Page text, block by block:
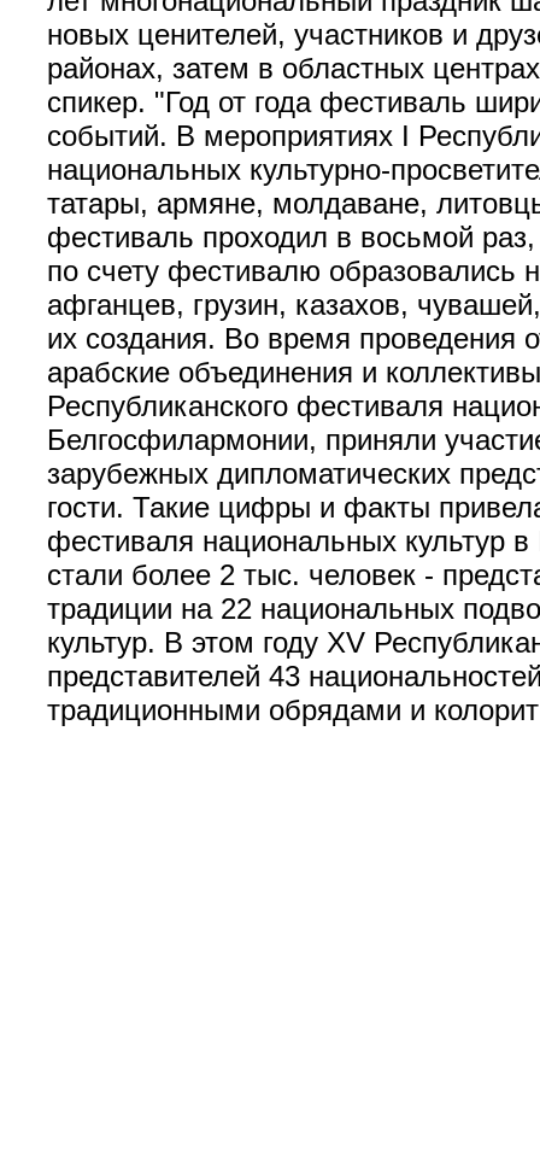
новых ценителей, участников и
районах, затем в областных
спикер. "Год от года фестиваль
событий. В мероприятиях I
национальных культурно-
татары, армяне, молдаване,
фестиваль проходил в восьмой
по счету фестивалю образовались
афганцев, грузин, казахов,
их создания. Во время проведения
арабские объединения и
Республиканского фестиваля
Белгосфилармонии, приняли
зарубежных дипломатических
гости. Такие цифры и факты
фестиваля национальных культур
стали более 2 тыс. человек -
традиции на 22 национальных
культур. В этом году XV
представителей 43
традиционными обрядами и